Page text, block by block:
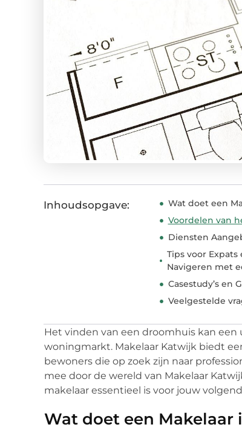
Inhoudsopgave:
Wat doet een
Voordelen van
Diensten
Tips voor
Navigeren met
Casestudy’s en
Veelgestelde
Het vinden van een droomhuis kan
woningmarkt. Makelaar Katwijk biedt
bewoners die op zoek zijn naar
mee door de wereld van Makelaar
makelaar essentieel is voor jouw
Wat doet een Makelaar